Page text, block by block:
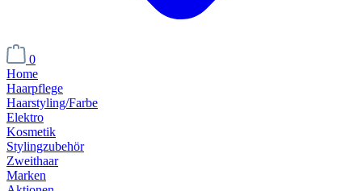
0
Home
Haarpflege
Haarstyling/Farbe
Elektro
Kosmetik
Stylingzubehör
Zweithaar
Marken